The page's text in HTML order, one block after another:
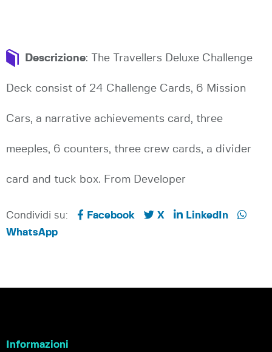
Descrizione: The Travellers Deluxe Challenge
Deck consist of 24 Challenge Cards, 6 Mission
Cars, a narrative achievements card, three
meeples, 6 counters, three crew cards, a divider
card and tuck box. From Developer
Condividi su: Facebook X
LinkedIn
WhatsApp
Informazioni